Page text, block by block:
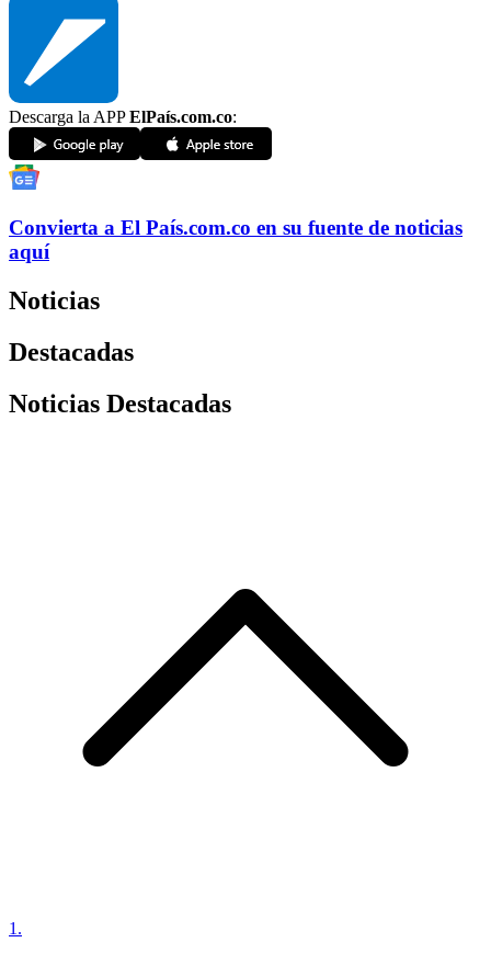
Descarga la APPElPaís.com.co:
Convierta a El País.com.co en su fuente de noticias
aquí
Noticias
Destacadas
Noticias Destacadas
1 .